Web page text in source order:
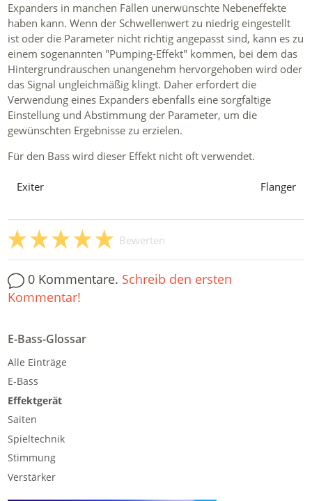
Expanders in manchen Fällen unerwünschte Nebeneffekte
haben kann. Wenn der Schwellenwert zu niedrig eingestellt
ist oder die Parameter nicht richtig angepasst sind, kann es zu
einem sogenannten "Pumping-Effekt" kommen, bei dem das
Hintergrundrauschen unangenehm hervorgehoben wird oder
das Signal ungleichmäßig klingt. Daher erfordert die
Verwendung eines Expanders ebenfalls eine sorgfältige
Einstellung und Abstimmung der Parameter, um die
gewünschten Ergebnisse zu erzielen.
Für den Bass wird dieser Effekt nicht oft verwendet.
Flanger
Exiter
Bewerten
0 Kommentare. Schreib den ersten
Kommentar!
E-Bass-Glossar
Alle Einträge
E-Bass
Effektgerät
Saiten
Spieltechnik
Stimmung
Verstärker